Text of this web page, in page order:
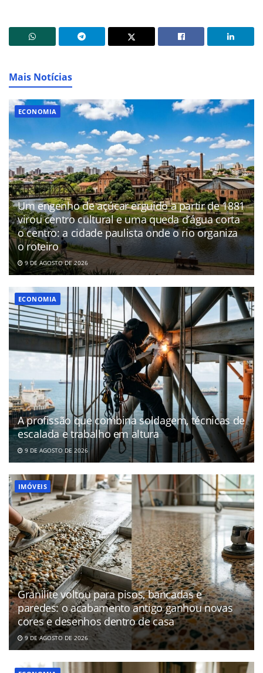
Mais Notícias
ECONOMIA
Um engenho de açúcar erguido a partir de 1881
virou centro cultural e uma queda d’água corta
o centro: a cidade paulista onde o rio organiza
o roteiro
9 DE AGOSTO DE 2026
ECONOMIA
A profissão que combina soldagem, técnicas de
escalada e trabalho em altura
9 DE AGOSTO DE 2026
IMÓVEIS
Granilite voltou para pisos, bancadas e
paredes: o acabamento antigo ganhou novas
cores e desenhos dentro de casa
9 DE AGOSTO DE 2026